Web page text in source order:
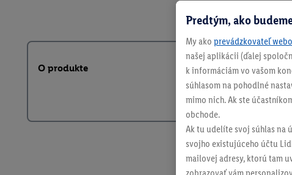
O produkte
Predtým, ako
My ako prevádzkovateľ
našej aplikácii (ďalej
k informáciám vo vašom
súhlasom na pohodlné
mimo nich. Ak ste
obchode.
Ak tu udelíte svoj súhlas na
svojho existujúceho účtu
mailovej adresy, ktorú tam